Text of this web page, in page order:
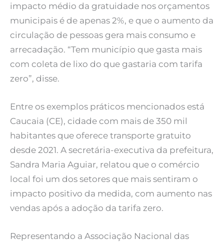
impacto médio da gratuidade nos orçamentos
municipais é de apenas 2%, e que o aumento da
circulação de pessoas gera mais consumo e
arrecadação. “Tem município que gasta mais
com coleta de lixo do que gastaria com tarifa
zero”, disse.
Entre os exemplos práticos mencionados está
Caucaia (CE), cidade com mais de 350 mil
habitantes que oferece transporte gratuito
desde 2021. A secretária-executiva da prefeitura,
Sandra Maria Aguiar, relatou que o comércio
local foi um dos setores que mais sentiram o
impacto positivo da medida, com aumento nas
vendas após a adoção da tarifa zero.
Representando a Associação Nacional das